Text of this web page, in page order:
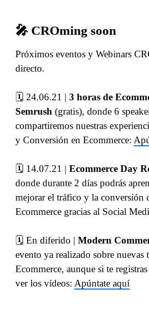
🎤 CROming soon
Próximos eventos y Webinars
directo.
🗓 24.06.21 | 3 horas de
Semrush (gratis), donde 6
compartiremos nuestras
y Conversión en Ecommerce:
🗓 14.07.21 | Ecommerce Day
donde durante 2 días podrás
mejorar el tráfico y la conversión
Ecommerce gracias al Social
🗓 En diferido | Modern
evento ya realizado sobre nuevas
Ecommerce, aunque si te
ver los vídeos: Apúntate aquí